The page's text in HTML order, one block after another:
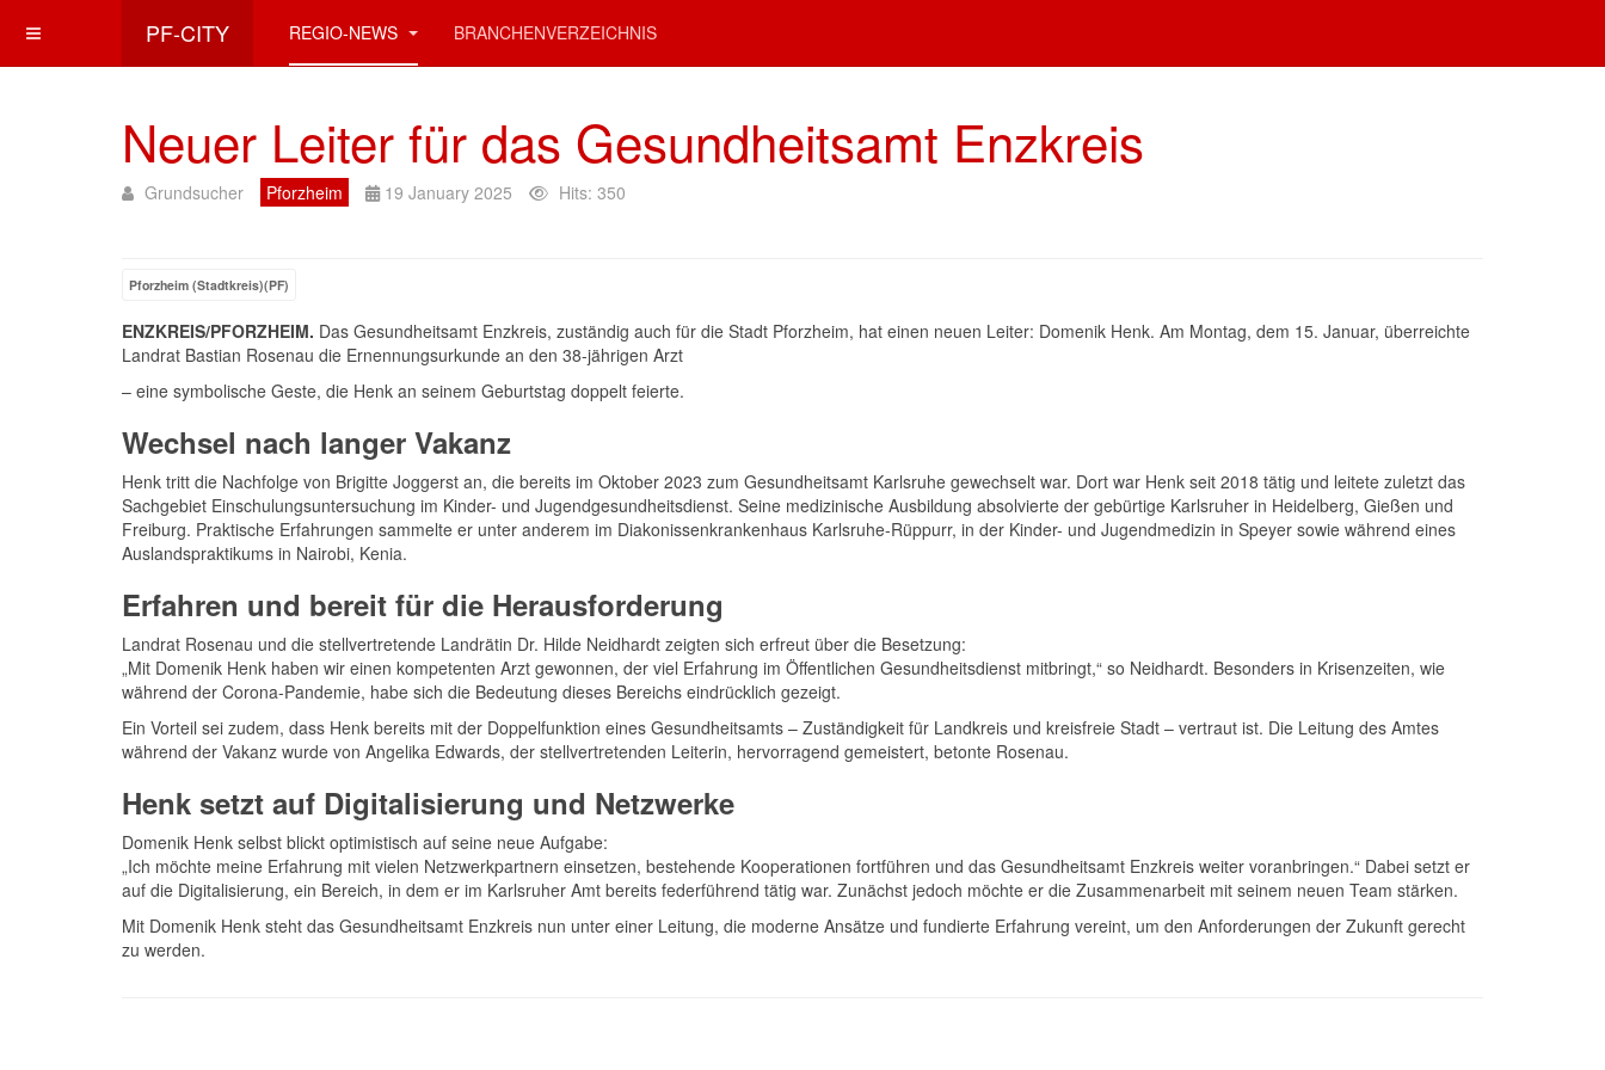
PF-CITY REGIO-NEWS BRANCHENVERZEICHNIS
Neuer Leiter für das Gesundheitsamt Enzkreis
Grundsucher Pforzheim 19 January 2025 Hits: 350
Pforzheim (Stadtkreis)(PF)
ENZKREIS/PFORZHEIM. Das Gesundheitsamt Enzkreis, zuständig auch für die Stadt Pforzheim, hat einen neuen Leiter: Domenik Henk. Am Montag, dem 15. Januar, überreichte
Landrat Bastian Rosenau die Ernennungsurkunde an den 38-jährigen Arzt
– eine symbolische Geste, die Henk an seinem Geburtstag doppelt feierte.
Wechsel nach langer Vakanz
Henk tritt die Nachfolge von Brigitte Joggerst an, die bereits im Oktober 2023 zum Gesundheitsamt Karlsruhe gewechselt war. Dort war Henk seit 2018 tätig und leitete zuletzt das
Sachgebiet Einschulungsuntersuchung im Kinder- und Jugendgesundheitsdienst. Seine medizinische Ausbildung absolvierte der gebürtige Karlsruher in Heidelberg, Gießen und
Freiburg. Praktische Erfahrungen sammelte er unter anderem im Diakonissenkrankenhaus Karlsruhe-Rüppurr, in der Kinder- und Jugendmedizin in Speyer sowie während eines
Auslandspraktikums in Nairobi, Kenia.
Erfahren und bereit für die Herausforderung
Landrat Rosenau und die stellvertretende Landrätin Dr. Hilde Neidhardt zeigten sich erfreut über die Besetzung:
„Mit Domenik Henk haben wir einen kompetenten Arzt gewonnen, der viel Erfahrung im Öffentlichen Gesundheitsdienst mitbringt,“ so Neidhardt. Besonders in Krisenzeiten, wie
während der Corona-Pandemie, habe sich die Bedeutung dieses Bereichs eindrücklich gezeigt.
Ein Vorteil sei zudem, dass Henk bereits mit der Doppelfunktion eines Gesundheitsamts – Zuständigkeit für Landkreis und kreisfreie Stadt – vertraut ist. Die Leitung des Amtes
während der Vakanz wurde von Angelika Edwards, der stellvertretenden Leiterin, hervorragend gemeistert, betonte Rosenau.
Henk setzt auf Digitalisierung und Netzwerke
Domenik Henk selbst blickt optimistisch auf seine neue Aufgabe:
„Ich möchte meine Erfahrung mit vielen Netzwerkpartnern einsetzen, bestehende Kooperationen fortführen und das Gesundheitsamt Enzkreis weiter voranbringen.“ Dabei setzt er
auf die Digitalisierung, ein Bereich, in dem er im Karlsruher Amt bereits federführend tätig war. Zunächst jedoch möchte er die Zusammenarbeit mit seinem neuen Team stärken.
Mit Domenik Henk steht das Gesundheitsamt Enzkreis nun unter einer Leitung, die moderne Ansätze und fundierte Erfahrung vereint, um den Anforderungen der Zukunft gerecht
zu werden.